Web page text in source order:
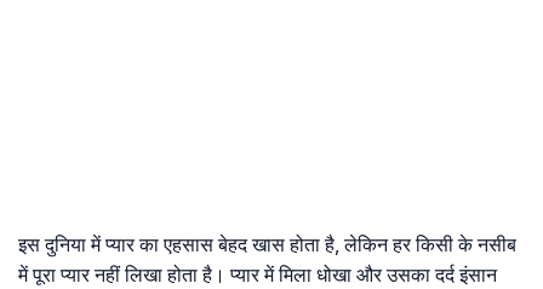
इस दुनिया में प्यार का एहसास बेहद खास होता है, लेकिन हर किसी के नसीब
में पूरा प्यार नहीं लिखा होता है। प्यार में मिला धोखा और उसका दर्द इंसान